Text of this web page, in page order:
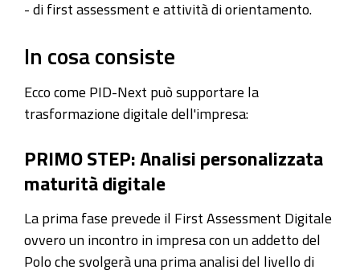
- di first assessment e attività di orientamento.
In cosa consiste
Ecco come PID-Next può supportare la
trasformazione digitale dell'impresa:
PRIMO STEP: Analisi personalizzata
maturità digitale
La prima fase prevede il First Assessment Digitale
ovvero un incontro in impresa con un addetto del
Polo che svolgerà una prima analisi del livello di